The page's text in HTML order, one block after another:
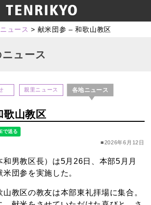
ュース > 献米団参 – 和歌山教区
ュース
親里ニュース 各地ニュース
歌山教区
■2026年6月12日
和男教区長）は5月26日、本部5月月
団参を実施した。
教区の教友は本部東礼拝場に集合。